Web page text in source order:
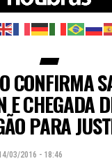
CONFIRMA
E CHEGADA
PARA
03/2016 - 18:46